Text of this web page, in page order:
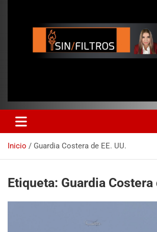
Inicio Guardia Costera de EE. UU.
Etiqueta: Guardia Costera